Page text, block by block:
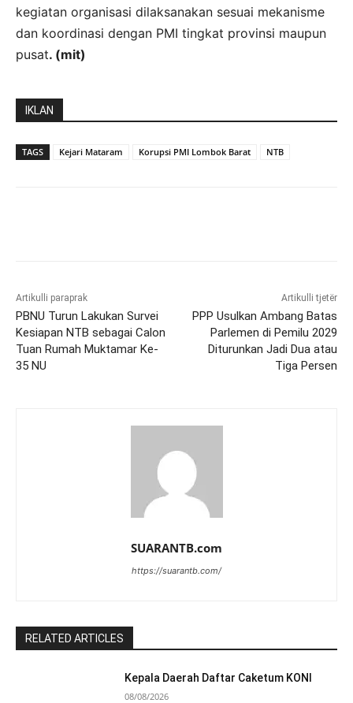
kegiatan organisasi dilaksanakan sesuai mekanisme
dan koordinasi dengan PMI tingkat provinsi maupun
pusat. (mit)
IKLAN
TAGS Kejari Mataram Korupsi PMI Lombok Barat NTB
Artikulli paraprak
PBNU Turun Lakukan Survei
Kesiapan NTB sebagai Calon
Tuan Rumah Muktamar Ke-
35 NU
Artikulli tjetër
PPP Usulkan Ambang Batas
Parlemen di Pemilu 2029
Diturunkan Jadi Dua atau
Tiga Persen
SUARANTB.com
https://suarantb.com/
RELATED ARTICLES
Kepala Daerah Daftar Caketum KONI
08/08/2026